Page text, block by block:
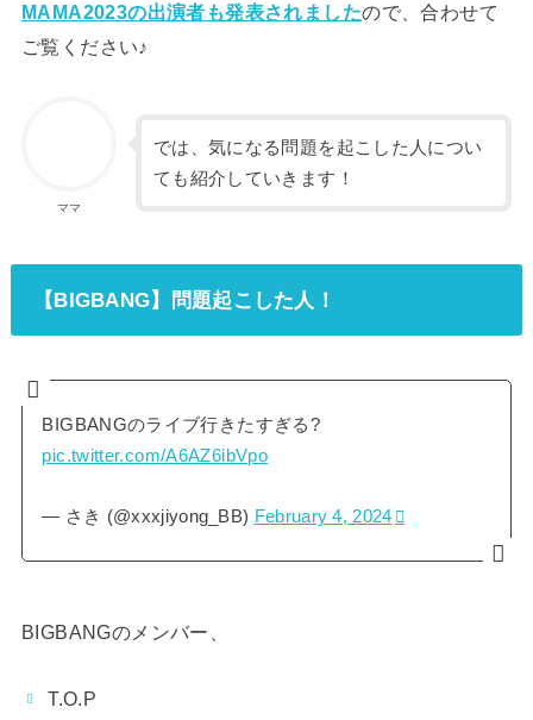
MAMA2023の出演者も発表されましたので、合わせて
ご覧ください♪
ママ
では、気になる問題を起こした人につい
ても紹介していきます！
【BIGBANG】問題起こした人！
BIGBANGのライブ行きたすぎる?
pic.twitter.com/A6AZ6ibVpo
— さき (@xxxjiyong_BB) February 4, 2024
BIGBANGのメンバー、
T.O.P